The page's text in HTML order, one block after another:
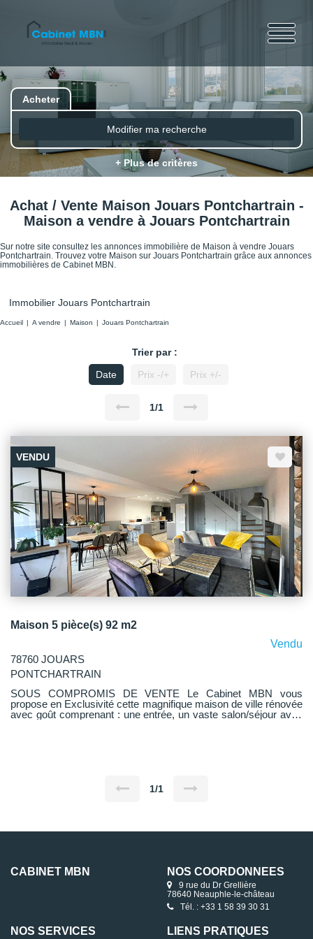
Acheter
Modifier ma recherche
+ Plus de critères
Achat / Vente Maison Jouars Pontchartrain -
Maison a vendre à Jouars Pontchartrain
Sur notre site consultez les annonces immobilière de Maison à vendre Jouars
Pontchartrain. Trouvez votre Maison sur Jouars Pontchartrain grâce aux annonces
immobilières de Cabinet MBN.
Immobilier Jouars Pontchartrain
Accueil A vendre Maison Jouars Pontchartrain
Trier par :
Date
Prix -/+ Prix +/-
1/1
VENDU
Maison 5 pièce(s) 92 m2
Vendu
78760 JOUARS
PONTCHARTRAIN
SOUS COMPROMIS DE VENTE Le Cabinet MBN vous
propose en Exclusivité cette magnifique maison de ville rénovée
avec goût comprenant : une entrée, un vaste salon/séjour avec
trouverez un puit. Visite virtuelle disponible
1/1
CABINET MBN NOS COORDONNÉES
9 rue du Dr Grellière
78640 Neauphle-le-château
Tél. : +33 1 58 39 30 31
NOS SERVICES LIENS PRATIQUES